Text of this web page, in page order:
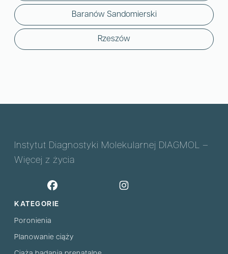
Baranów Sandomierski
Rzeszów
Instytut Diagnostyki Molekularnej DIAGMOL –
Więcej z życia
KATEGORIE
Poronienia
Planowanie ciąży